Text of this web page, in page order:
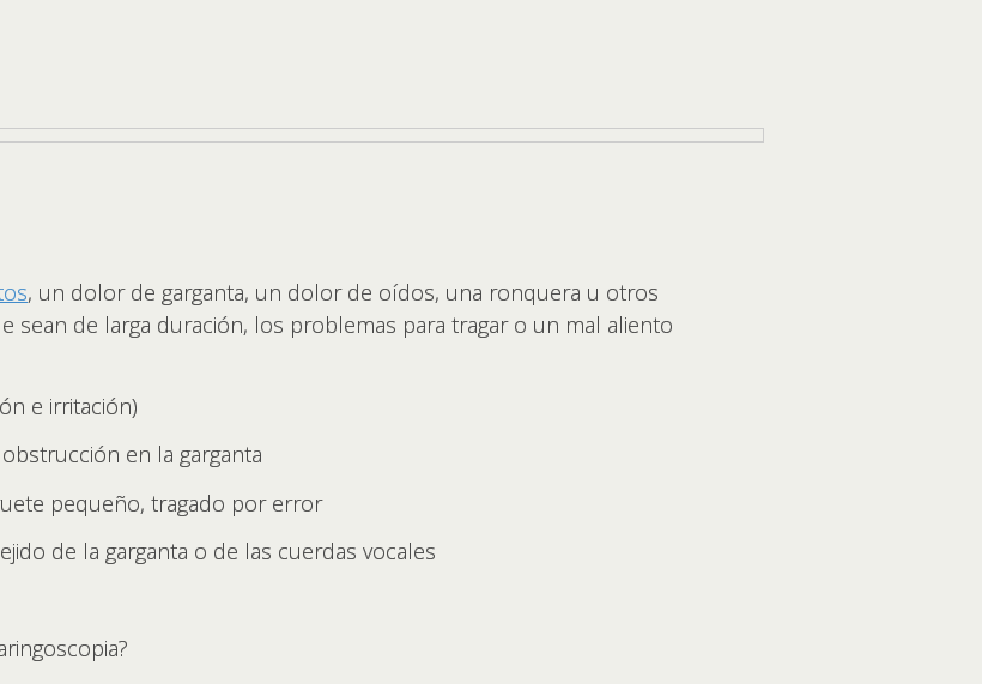
, un dolor de garganta, un dolor de oídos, una ronquera u otros
sean de larga duración, los problemas para tragar o un mal aliento
e irritación)
en la garganta
pequeño, tragado por error
de la garganta o de las cuerdas vocales